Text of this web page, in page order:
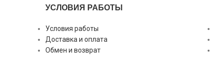
УСЛОВИЯ РАБОТЫ
Условия работы
Доставка и оплата
Обмен и возврат